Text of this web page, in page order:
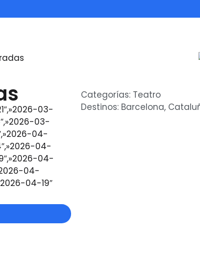
03-
03-
04-
04-
04-
04-
04-19″
Categorías: Teatro
Destinos: Barcelona,